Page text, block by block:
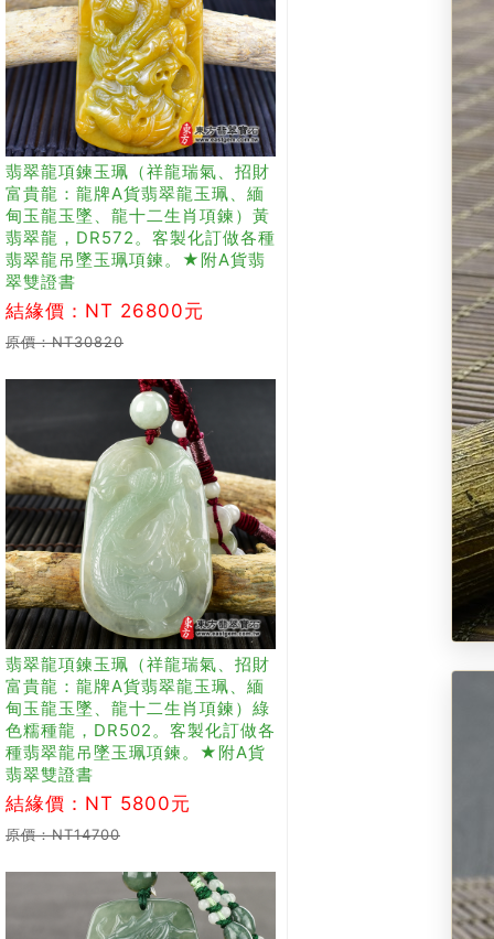
翡翠龍項鍊玉珮（祥龍瑞氣、招財
富貴龍：龍牌A貨翡翠龍玉珮、緬
甸玉龍玉墜、龍十二生肖項鍊）黃
翡翠龍，DR572。客製化訂做各種
翡翠龍吊墜玉珮項鍊。★附A貨翡
翠雙證書
結緣價：NT 26800元
原價：NT30820
翡翠龍項鍊玉珮（祥龍瑞氣、招財
富貴龍：龍牌A貨翡翠龍玉珮、緬
甸玉龍玉墜、龍十二生肖項鍊）綠
色糯種龍，DR502。客製化訂做各
種翡翠龍吊墜玉珮項鍊。★附A貨
翡翠雙證書
結緣價：NT 5800元
原價：NT14700